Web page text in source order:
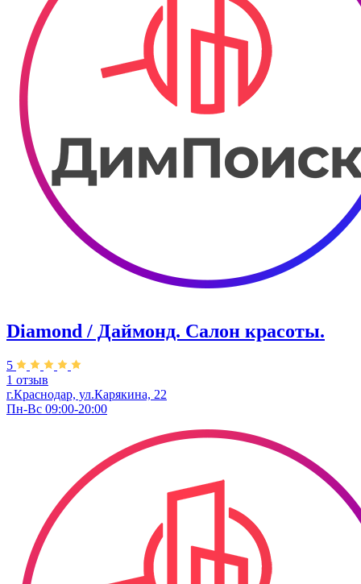
Diamond / Даймонд. Салон красоты.
5
1 отзыв
г.Краснодар, ул.Карякина, 22
Пн-Вс 09:00-20:00